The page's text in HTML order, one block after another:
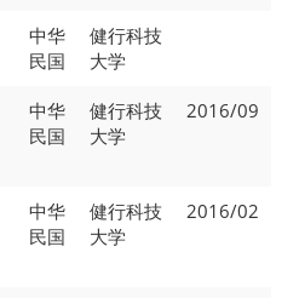
中华
民国
健行科技
大学
中华
民国
健行科技
大学
2016/09
中华
民国
健行科技
大学
2016/02